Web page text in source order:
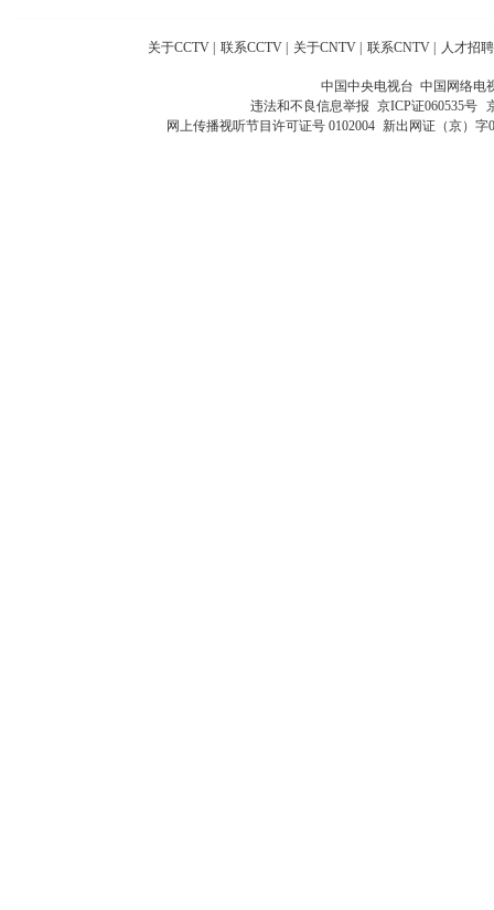
关于CCTV | 联系CCTV | 关于CNTV | 联系CNTV | 人才招聘
中国中央电视台 中国网络电
违法和不良信息举报 京ICP证060535号
网上传播视听节目许可证号 0102004 新出网证（京）